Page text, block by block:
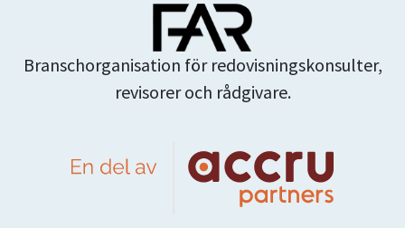
Branschorganisation för redovisningskonsulter,
revisorer och rådgivare.